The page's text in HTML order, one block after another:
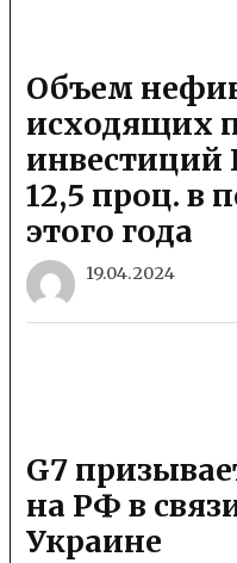
Объем
исходящих
инвестиций
12,5 проц. в
этого года
19.04.2024
G7
на РФ в
Украине